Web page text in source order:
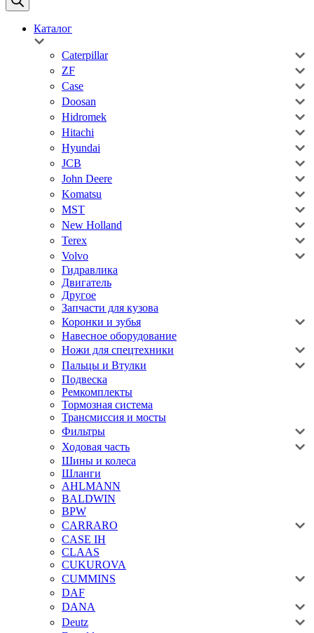
Каталог
Caterpillar
ZF
Case
Doosan
Hidromek
Hitachi
Hyundai
JCB
John Deere
Komatsu
MST
New Holland
Terex
Volvo
Гидравлика
Двигатель
Другое
Запчасти для кузова
Коронки и зубья
Навесное оборудование
Ножи для спецтехники
Пальцы и Втулки
Подвеска
Ремкомплекты
Тормозная система
Трансмиссия и мосты
Фильтры
Ходовая часть
Шины и колеса
Шланги
AHLMANN
BALDWIN
BPW
CARRARO
CASE IH
CLAAS
CUKUROVA
CUMMINS
DAF
DANA
Deutz